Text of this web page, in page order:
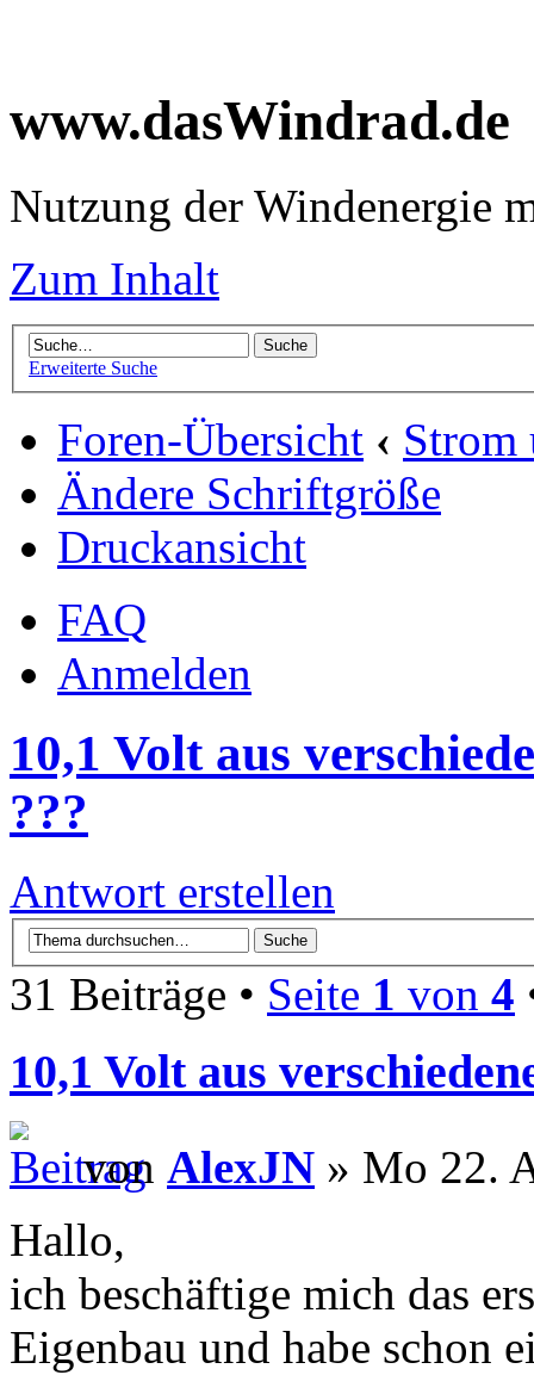
www.dasWindrad.de
Nutzung der Windenergie
Zum Inhalt
Erweiterte Suche
Foren-Übersicht ‹ Strom
Ändere Schriftgröße
Druckansicht
FAQ
Anmelden
10,1 Volt aus
???
Antwort erstellen
31 Beiträge • Seite 1 von 4
10,1 Volt aus
von AlexJN » Mo 22.
Hallo,
ich beschäftige mich das
Eigenbau und habe schon